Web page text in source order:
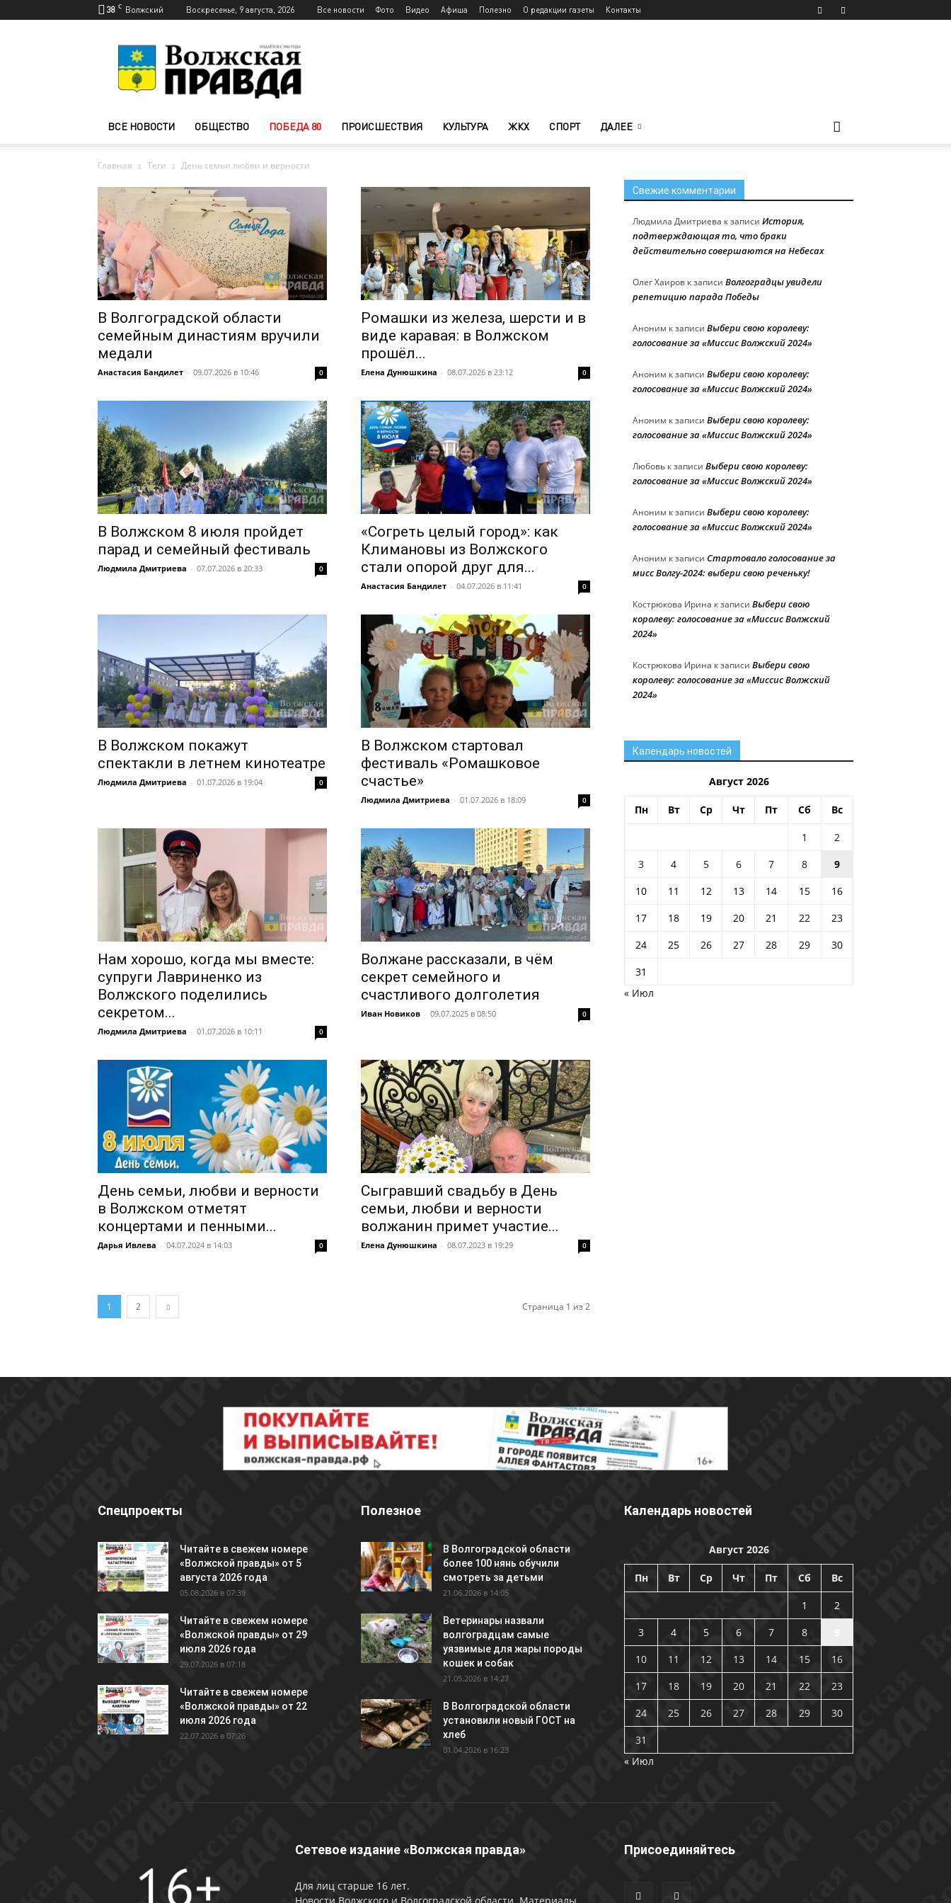
38 C Волжский Воскресенье, 9 августа, 2026 Все новости Фото Видео Афиша Полезно О редакции газеты Контакты
Волжского
—
Волжская
ВСЕ НОВОСТИ ОБЩЕСТВО ПОБЕДА 80 ПРОИСШЕСТВИЯ КУЛЬТУРА ЖКХ СПОРТ ДАЛЕЕ
Главная Теги День семьи любви и верности
В Волгоградской области
семейным династиям вручили
медали
Анастасия Бандилет - 09.07.2026 в 10:46 0
Ромашки из железа, шерсти и в
виде каравая: в Волжском
прошёл...
Елена Дунюшкина - 08.07.2026 в 23:12 0
В Волжском 8 июля пройдет
парад и семейный фестиваль
Людмила Дмитриева - 07.07.2026 в 20:33 0
«Согреть целый город»: как
Климановы из Волжского
стали опорой друг для...
Анастасия Бандилет - 04.07.2026 в 11:41 0
В Волжском покажут
спектакли в летнем кинотеатре
Людмила Дмитриева - 01.07.2026 в 19:04 0
В Волжском стартовал
фестиваль «Ромашковое
счастье»
Людмила Дмитриева - 01.07.2026 в 18:09 0
Нам хорошо, когда мы вместе:
супруги Лавриненко из
Волжского поделились
секретом...
Людмила Дмитриева - 01.07.2026 в 10:11 0
Волжане рассказали, в чём
секрет семейного и
счастливого долголетия
Иван Новиков - 09.07.2025 в 08:50 0
День семьи, любви и верности
в Волжском отметят
концертами и пенными...
Дарья Ивлева - 04.07.2024 в 14:03 0
Сыгравший свадьбу в День
семьи, любви и верности
волжанин примет участие...
Елена Дунюшкина - 08.07.2023 в 19:29 0
1 2 Страница 1 из 2
Свежие комментарии
Людмила Дмитриева к записи История,
подтверждающая то, что браки
действительно совершаются на Небесах
Олег Хаиров к записи Волгоградцы увидели
репетицию парада Победы
Аноним к записи Выбери свою королеву:
голосование за «Миссис Волжский 2024»
Аноним к записи Выбери свою королеву:
голосование за «Миссис Волжский 2024»
Аноним к записи Выбери свою королеву:
голосование за «Миссис Волжский 2024»
Любовь к записи Выбери свою королеву:
голосование за «Миссис Волжский 2024»
Аноним к записи Выбери свою королеву:
голосование за «Миссис Волжский 2024»
Аноним к записи Стартовало голосование за
мисс Волгу-2024: выбери свою реченьку!
Кострюкова Ирина к записи Выбери свою
королеву: голосование за «Миссис Волжский
2024»
Кострюкова Ирина к записи Выбери свою
королеву: голосование за «Миссис Волжский
2024»
Календарь новостей
Август 2026
Пн Вт Ср Чт Пт Сб Вс
1
2
3
4 5 6 7 8
9
10
11 12 13 14 15
16
17
18 19 20 21 22
23
24
25 26 27 28 29
30
31
« Июл
Спецпроекты
Читайте в свежем номере
«Волжской правды» от 5
августа 2026 года
05.08.2026 в 07:39
Читайте в свежем номере
«Волжской правды» от 29
июля 2026 года
29.07.2026 в 07:18
Читайте в свежем номере
«Волжской правды» от 22
июля 2026 года
22.07.2026 в 07:26
Полезное
В Волгоградской области
более 100 нянь обучили
смотреть за детьми
21.06.2026 в 14:05
Ветеринары назвали
волгоградцам самые
уязвимые для жары породы
кошек и собак
21.05.2026 в 14:27
В Волгоградской области
установили новый ГОСТ на
хлеб
01.04.2026 в 16:23
Календарь новостей
Август 2026
Пн Вт Ср Чт Пт Сб Вс
1
2
3
4 5 6 7 8
10
11 12 13 14 15
16
17
18 19 20 21 22
23
24
25 26 27 28 29
30
31
« Июл
Сетевое издание «Волжская правда»
Для лиц старше 16 лет.
Присоединяйтесь